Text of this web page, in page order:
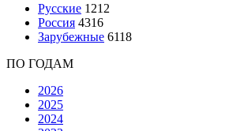
Русские 1212
Россия 4316
Зарубежные 6118
ПО ГОДАМ
2026
2025
2024